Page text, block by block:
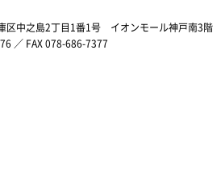
区中之島2丁目1番1号 イオンモール神戸南3階
／ FAX 078-686-7377